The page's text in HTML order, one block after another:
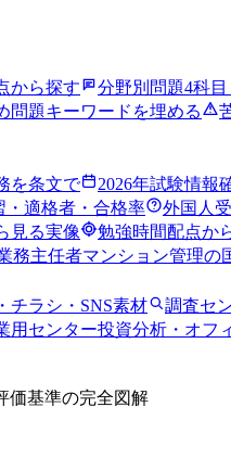
から探す 分野別問題4科
問題キーワードを埋める
を条文で 2026年試験情報
・適格者・合格率 外国人
見る実像 勉強時間配点か
務主任者マンション管理の
チラシ・SNS素材 調査セ
用センター投資分析・オフ
価基準の完全図解